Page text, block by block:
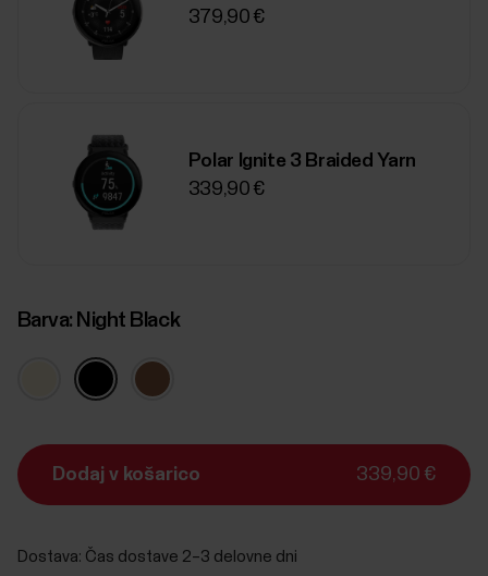
379,90 €
Polar Ignite 3 Braided Yarn
339,90 €
Barva: Night Black
Dodaj v košarico 339,90 €
Dostava: Čas dostave 2–3 delovne dni